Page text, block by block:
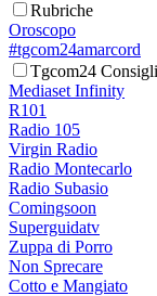
Rubriche
Oroscopo
#tgcom24amarcord
Tgcom24
Mediaset Infinity
R101
Radio 105
Virgin Radio
Radio Montecarlo
Radio Subasio
Comingsoon
Superguidatv
Zuppa di Porro
Non Sprecare
Cotto e Mangiato